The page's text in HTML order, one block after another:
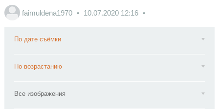
faimuldena1970 10.07.2020 12:16
По дате съёмки
По возрастанию
Все изображения